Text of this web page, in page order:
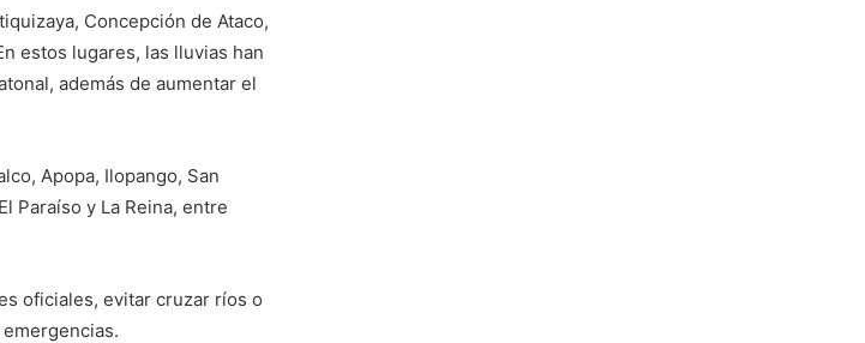
Concepción de Ataco,
estos lugares, las lluvias han
además de aumentar el
Apopa, Ilopango, San
Paraíso y La Reina, entre
oficiales, evitar cruzar ríos o
Camino de San
inicia recorrido
fortalece la formación de
en Turismo de la